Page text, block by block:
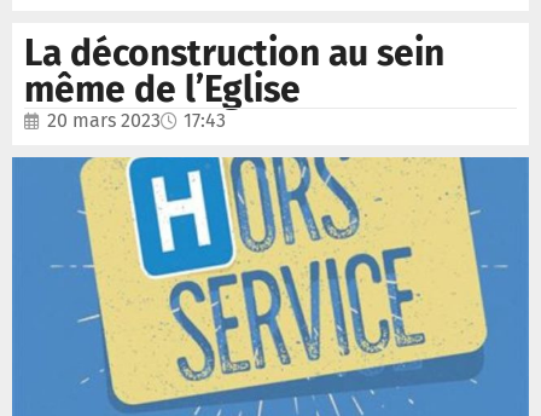
La déconstruction au sein
même de l’Eglise
20 mars 2023 17:43